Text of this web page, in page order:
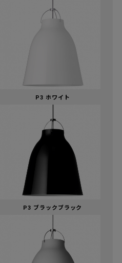
P3 ホワイト
P3 ブラックブラック